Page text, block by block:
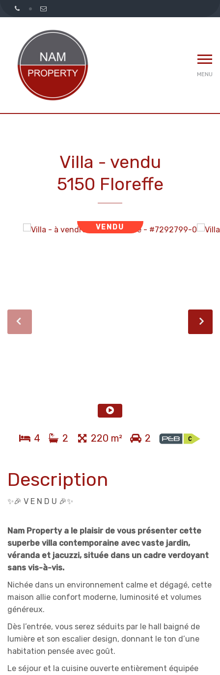
MENU
Villa - vendu
5150 Floreffe
VENDU
4 2 220 m² 2
Description
✨🎉 V E N D U 🎉✨
Nam Property a le plaisir de vous présenter cette
superbe villa contemporaine avec vaste jardin,
véranda et jacuzzi, située dans un cadre verdoyant
sans vis-à-vis.
Nichée dans un environnement calme et dégagé, cette
maison allie confort moderne, luminosité et volumes
généreux.
Dès l’entrée, vous serez séduits par le hall baigné de
lumière et son escalier design, donnant le ton d’une
habitation pensée avec goût.
Le séjour et la cuisine ouverte entièrement équipée